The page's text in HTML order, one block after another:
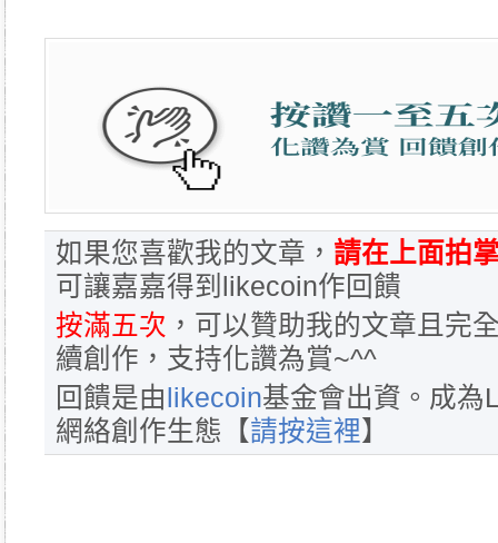
如果您喜歡我的文章， 請在上面拍
可讓嘉嘉得到likecoin作回饋
按滿五次 ，可以贊助我的文章且完
續創作，支持化讚為賞~^^
回饋是由 likecoin基金會出資。成為
網絡創作生態【請按這裡】